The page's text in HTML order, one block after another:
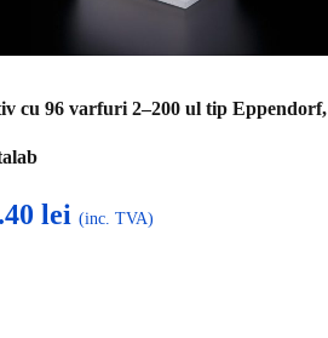
cu 96 varfuri 2–200 ul tip Eppendorf,
lei (inc. TVA)